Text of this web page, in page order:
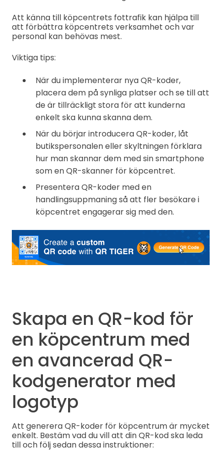
Att känna till köpcentrets fottrafik kan hjälpa till
att förbättra köpcentrets verksamhet och var
personal kan behövas mest.
Viktiga tips:
När du implementerar nya QR-koder,
placera dem på synliga platser och se till att
de är tillräckligt stora för att kunderna
enkelt ska kunna skanna dem.
När du börjar introducera QR-koder, låt
butikspersonalen eller skyltningen förklara
hur man skannar dem med sin smartphone
som en QR-skanner för köpcentret.
Presentera QR-koder med en
handlingsuppmaning så att fler besökare i
köpcentret engagerar sig med den.
Skapa en QR-kod för
en köpcentrum med
en avancerad QR-
kodgenerator med
logotyp
Att generera QR-koder för köpcentrum är mycket
enkelt. Bestäm vad du vill att din QR-kod ska leda
till och följ sedan dessa instruktioner: